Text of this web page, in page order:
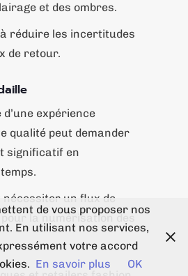
et des ombres.
réduire les incertitudes
de retour.
expérience
qualité peut demander
significatif en
nécessiter un flux de
la numérisation des
de vous proposer nos
En utilisant nos services,
votre accord
En savoir plus OK